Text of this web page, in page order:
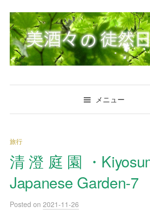
ン
テ
ン
ツ
ス
ッ
メニュー
旅行
清 澄 庭 園 ・
Japanese Garden-7
Posted on 2021-11-26